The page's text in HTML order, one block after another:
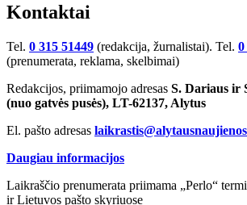
Kontaktai
Tel. 0 315 51449 (redakcija, žurnalistai). Tel. 0
(prenumerata, reklama, skelbimai)
Redakcijos, priimamojo adresas S. Dariaus ir
(nuo gatvės pusės), LT-62137, Alytus
El. pašto adresas
Daugiau informacijos
Laikraščio prenumerata priimama „Perlo“
ir Lietuvos pašto skyriuose